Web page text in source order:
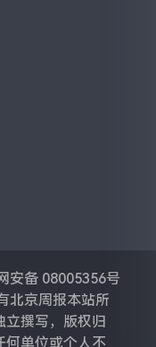
安备 08005356号
北京周报本站所
撰写，版权归
何单位或个人不